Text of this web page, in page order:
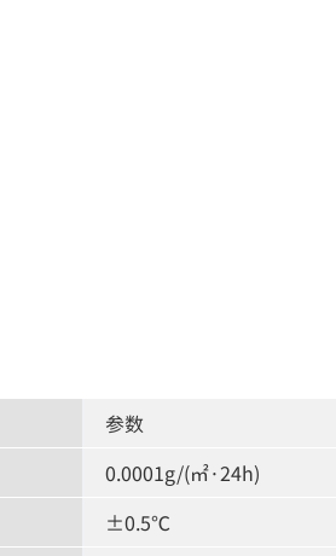
参数
0.0001g/(㎡·24h)
±0.5℃